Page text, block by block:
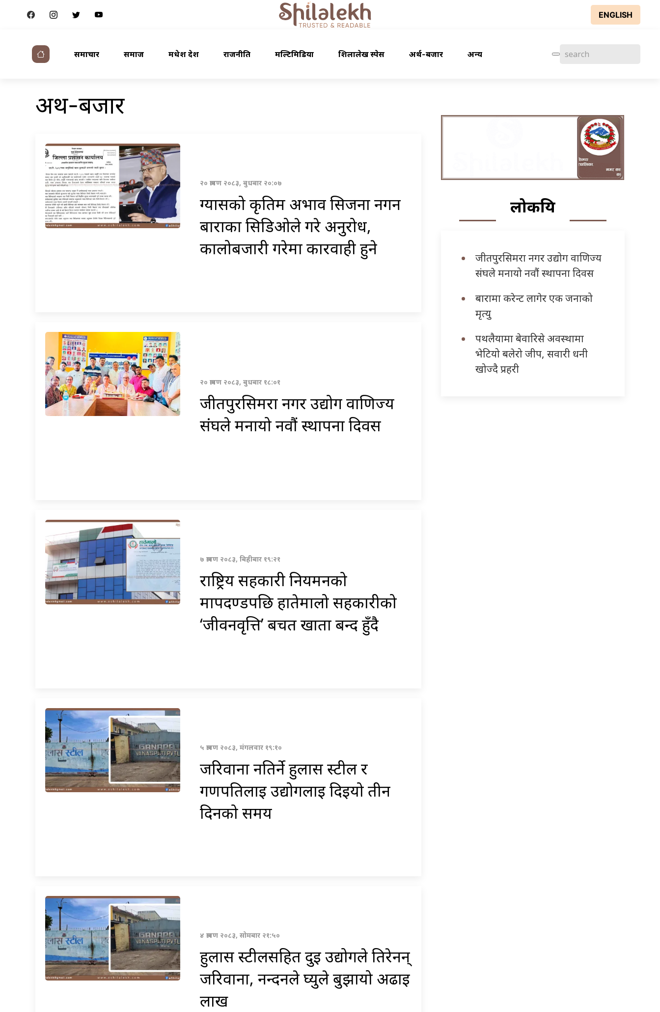
ENGLISH
समाचार समाज मधेश प्रदेश राजनीति मल्टिमिडिया शिलालेख स्पेस अर्थ-बजार अन्य
अर्थ-बजार
२० श्रावण २०८३, बुधबार २०:०७
ग्यासको कृतिम अभाव सिर्जना नगर्न
बाराका सिडिओले गरे अनुरोध,
कालोबजारी गरेमा कारवाही हुने
२० श्रावण २०८३, बुधबार १८:०१
जीतपुरसिमरा नगर उद्योग वाणिज्य
संघले मनायो नवौं स्थापना दिवस
७ श्रावण २०८३, बिहीबार १९:२१
राष्ट्रिय सहकारी नियमनको
मापदण्डपछि हातेमालो सहकारीको
‘जीवनवृत्ति’ बचत खाता बन्द हुँदै
५ श्रावण २०८३, मंगलवार १९:१०
जरिवाना नतिर्ने हुलास स्टील र
गणपतिलाई उद्योगलाई दिईयो तीन
दिनको समय
४ श्रावण २०८३, सोमबार २१:५०
हुलास स्टीलसहित दुई उद्योगले तिरेनन्
जरिवाना, नन्दनले घ्युले बुझायो अढाई
लाख
लोकप्रिय
जीतपुरसिमरा नगर उद्योग वाणिज्य
संघले मनायो नवौं स्थापना दिवस
बारामा करेन्ट लागेर एक जनाको
मृत्यु
पथलैयामा बेवारिसे अवस्थामा
भेटियो बलेरो जीप, सवारी धनी
खोज्दै प्रहरी